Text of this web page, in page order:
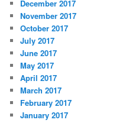
December 2017
November 2017
October 2017
July 2017
June 2017
May 2017
April 2017
March 2017
February 2017
January 2017